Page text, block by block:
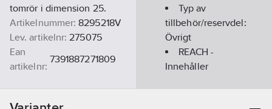
tomrör i dimension 25.
Artikelnummer: 8295218V
Lev. artikelnr: 275075
Ean
artikelnr:
7391887271809
Typ av
tillbehör/reservdel:
Övrigt
REACH -
Innehåller